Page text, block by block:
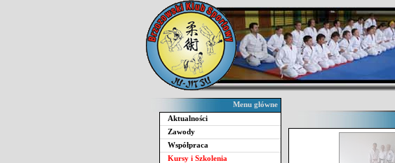
Menu główne
Aktualności
Zawody
Współpraca
Kursy i Szkolenia